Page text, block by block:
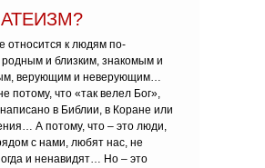
относится к людям по-
и близким, знакомым и
верующим и неверующим…
потому, что «так велел Бог»,
в Библии, в Коране или
А потому, что – это люди,
с нами, любят нас, не
и ненавидят… Но – это